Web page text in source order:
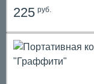
225руб.